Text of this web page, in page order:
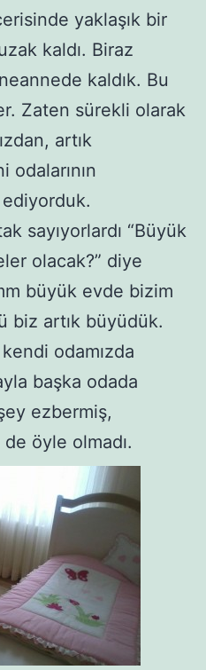
yaklaşık bir
kaldı. Biraz
kaldık. Bu
Zaten sürekli olarak
artık
sayıyorlardı “Büyük
olacak?” diye
büyük evde bizim
biz artık büyüdük.
odamızda
başka odada
ezbermiş,
öyle olmadı.